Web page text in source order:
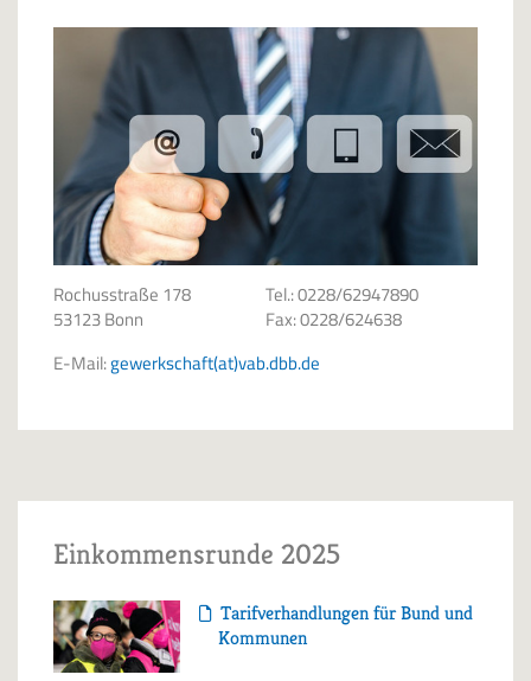
Rochusstraße 178
53123 Bonn
Tel.: 0228/62947890
Fax: 0228/624638
E-Mail:gewerkschaft(at)vab.dbb.de
Einkommensrunde 2025
Tarifverhandlungen für Bund und
Kommunen